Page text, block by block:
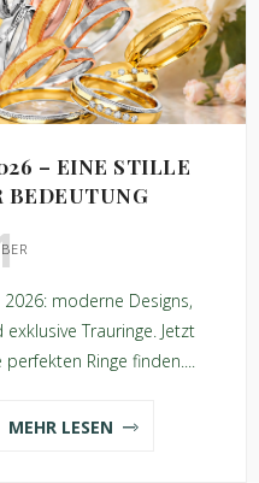
– EINE STILLE
BEDEUTUNG
moderne Designs,
Trauringe. Jetzt
Ringe finden....
MEHR LESEN